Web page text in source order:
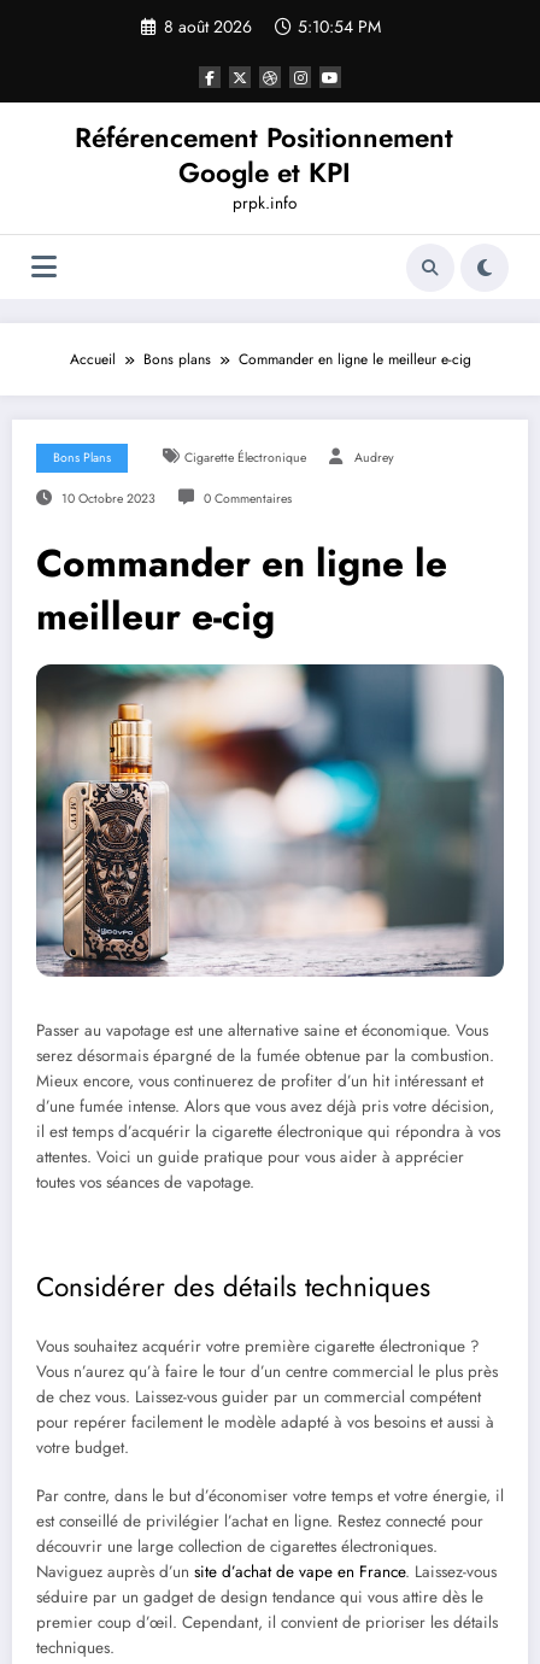
8 août 2026 5:10:55 PM
Référencement Positionnement
Google et KPI
prpk.info
Accueil Bons plans Commander en ligne le meilleur e-cig
Bons Plans Cigarette Électronique Audrey
10 Octobre 2023 0 Commentaires
Commander en ligne le
meilleur e-cig
Passer au vapotage est une alternative saine et économique. Vous
serez désormais épargné de la fumée obtenue par la combustion.
Mieux encore, vous continuerez de profiter d’un hit intéressant et
d’une fumée intense. Alors que vous avez déjà pris votre décision,
il est temps d’acquérir la cigarette électronique qui répondra à vos
attentes. Voici un guide pratique pour vous aider à apprécier
toutes vos séances de vapotage.
Considérer des détails techniques
Vous souhaitez acquérir votre première cigarette électronique ?
Vous n’aurez qu’à faire le tour d’un centre commercial le plus près
de chez vous. Laissez-vous guider par un commercial compétent
pour repérer facilement le modèle adapté à vos besoins et aussi à
votre budget.
Par contre, dans le but d’économiser votre temps et votre énergie, il
est conseillé de privilégier l’achat en ligne. Restez connecté pour
découvrir une large collection de cigarettes électroniques.
Naviguez auprès d’un site d’achat de vape en France. Laissez-vous
séduire par un gadget de design tendance qui vous attire dès le
premier coup d’œil. Cependant, il convient de prioriser les détails
techniques.